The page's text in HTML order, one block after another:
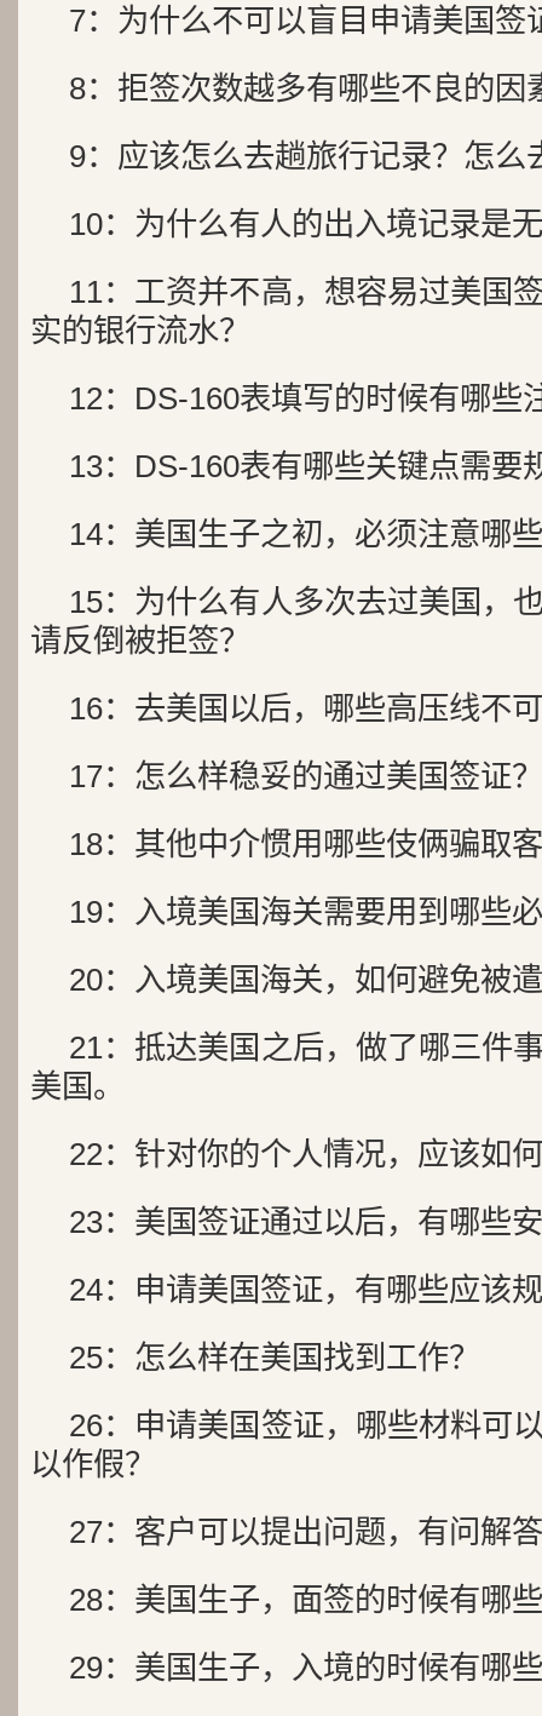
7：为什么不可以盲目申请美
8：拒签次数越多有哪些不良
9：应该怎么去趟旅行记录？
10：为什么有人的出入境记录
11：工资并不高，想容易过美国
实的银行流水？
12：DS-160表填写的时候有
13：DS-160表有哪些关键点
14：美国生子之初，必须注意
15：为什么有人多次去过美国，
请反倒被拒签？
16：去美国以后，哪些高压线
17：怎么样稳妥的通过美国签
18：其他中介惯用哪些伎俩骗
19：入境美国海关需要用到哪
20：入境美国海关，如何避免
21：抵达美国之后，做了哪三件
美国。
22：针对你的个人情况，应该如
23：美国签证通过以后，有哪
24：申请美国签证，有哪些应
25：怎么样在美国找到工作？
26：申请美国签证，哪些材料可
以作假？
27：客户可以提出问题，有问
28：美国生子，面签的时候有
29：美国生子，入境的时候有